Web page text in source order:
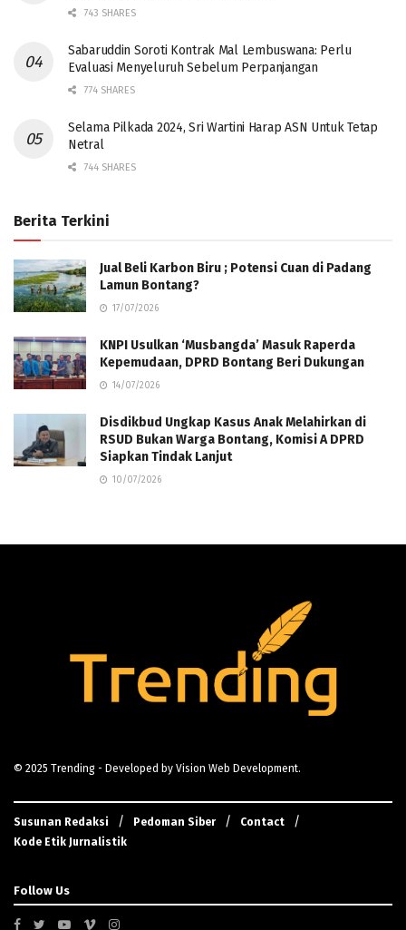
743 SHARES
Sabaruddin Soroti Kontrak Mal Lembuswana: Perlu
Evaluasi Menyeluruh Sebelum Perpanjangan
774 SHARES
Selama Pilkada 2024, Sri Wartini Harap ASN Untuk Tetap
Netral
744 SHARES
Berita Terkini
Jual Beli Karbon Biru ; Potensi Cuan di Padang
Lamun Bontang?
17/07/2026
KNPI Usulkan ‘Musbangda’ Masuk Raperda
Kepemudaan, DPRD Bontang Beri Dukungan
14/07/2026
Disdikbud Ungkap Kasus Anak Melahirkan di
RSUD Bukan Warga Bontang, Komisi A DPRD
Siapkan Tindak Lanjut
10/07/2026
© 2025 Trending - Developed by Vision Web Development.
Susunan Redaksi Pedoman Siber
Contact
Kode Etik Jurnalistik
Follow Us